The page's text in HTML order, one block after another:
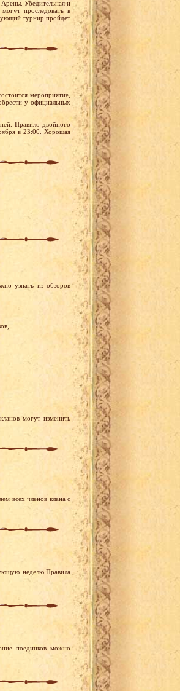
Убедительная и
проследовать в
турнир пройдет
мероприятие,
у официальных
Правило двойного
в 23:00. Хорошая
узнать из обзоров
могут изменить
всех членов клана с
неделю.Правила
поединков можно